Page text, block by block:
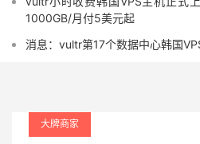
1000GB/月付5美元起
消息：vultr第17个数据中心韩国
大牌商家